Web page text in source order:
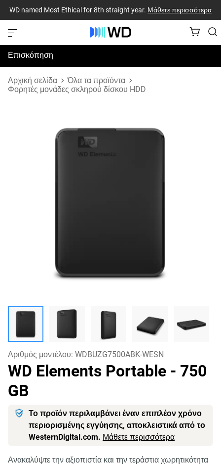
WD named Most Ethical for 8th straight year. Μάθετε περισσότερα
Επισκόπηση
Προδιαγραφές
Αρχική σελίδα
Όλα τα προϊόντα
Φορητές μονάδες σκληρού δίσκου HDD
Αριθμός μοντέλου: WDBUZG7500ABK-WESN
WD Elements Portable - 750
GB
Το προϊόν περιλαμβάνει έναν επιπλέον χρόνο
περιορισμένης εγγύησης, αποκλειστικά από το
WesternDigital.com. Μάθετε περισσότερα
Ανακαλύψτε την αξιοπιστία και την τεράστια χωρητικότητα